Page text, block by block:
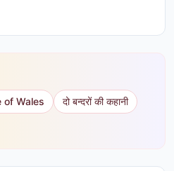
of Wales
दो बन्दरों की कहानी